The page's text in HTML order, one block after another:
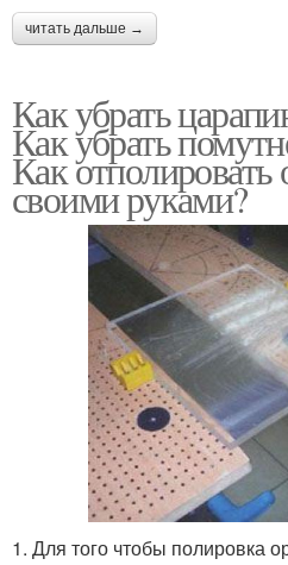
читать дальше →
Как убрать
Как убрать
Как отполировать
своими руками?
1. Для того чтобы полировка